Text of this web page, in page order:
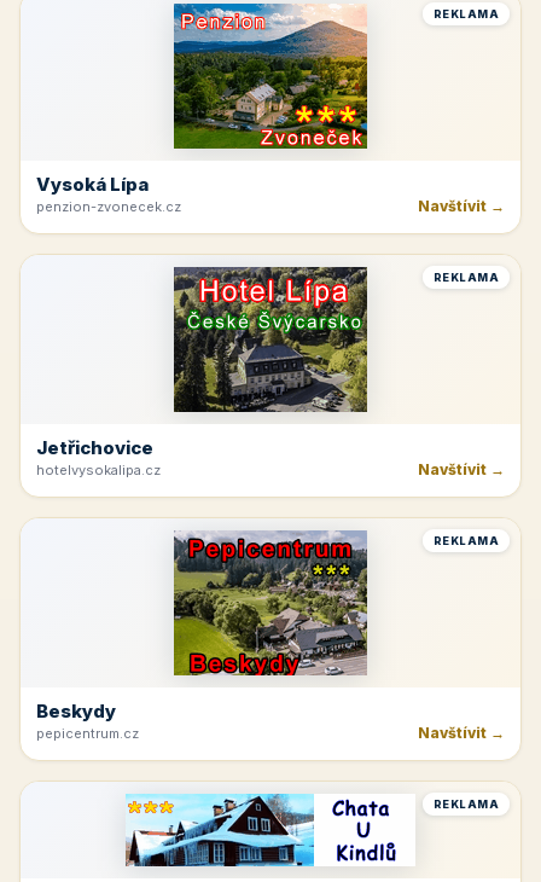
REKLAMA
Vysoká Lípa
penzion-zvonecek.cz Navštívit →
REKLAMA
Jetřichovice
hotelvysokalipa.cz Navštívit →
REKLAMA
Beskydy
pepicentrum.cz Navštívit →
REKLAMA